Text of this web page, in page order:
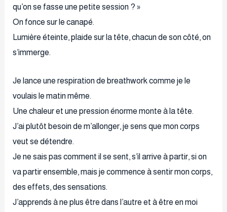
qu’on se fasse une petite session ? »
On fonce sur le canapé.
Lumière éteinte, plaide sur la tête, chacun de son côté, on
s’immerge.
Je lance une respiration de breathwork comme je le
voulais le matin même.
Une chaleur et une pression énorme monte à la tête.
J’ai plutôt besoin de m’allonger, je sens que mon corps
veut se détendre.
Je ne sais pas comment il se sent, s’il arrive à partir, si on
va partir ensemble, mais je commence à sentir mon corps,
des effets, des sensations.
J’apprends à ne plus être dans l’autre et à être en moi